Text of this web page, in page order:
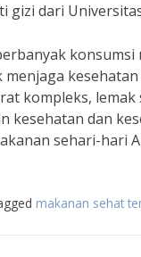
gizi dari
kompleks,
kesehatan dan
sehari-hari
makanan sehat